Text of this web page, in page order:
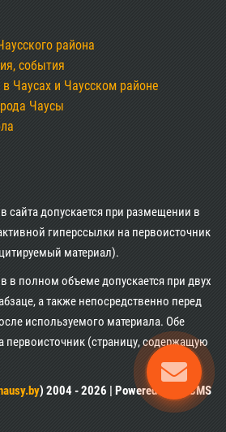
района
события
Чаусах и Чаусском районе
Чаусы
сайта допускается при размещении в
гиперссылки на первоисточник
материал).
в полном объеме допускается при двух
а также непосредственно перед
используемого материала. Обе
(страницу, содержащую
) 2004 - 2026 | Powered by XII CMS